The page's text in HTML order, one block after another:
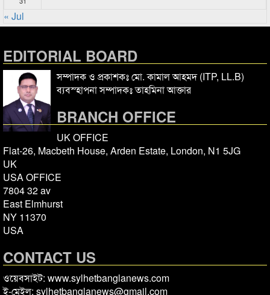
« Jul
EDITORIAL BOARD
সম্পাদক ও প্রকাশকঃ মো. কামাল আহমদ (ITP, LL.B)
ব্যবস্হাপনা সম্পাদকঃ তাহমিনা আক্তার
BRANCH OFFICE
UK OFFICE
Flat-26, Macbeth House, Arden Estate, London, N1 5JG
UK
USA OFFICE
7804 32 av
East Elmhurst
NY 11370
USA
CONTACT US
ওয়েবসাইট: www.sylhetbanglanews.com
ই-মেইল: sylhetbanglanews@gmail.com